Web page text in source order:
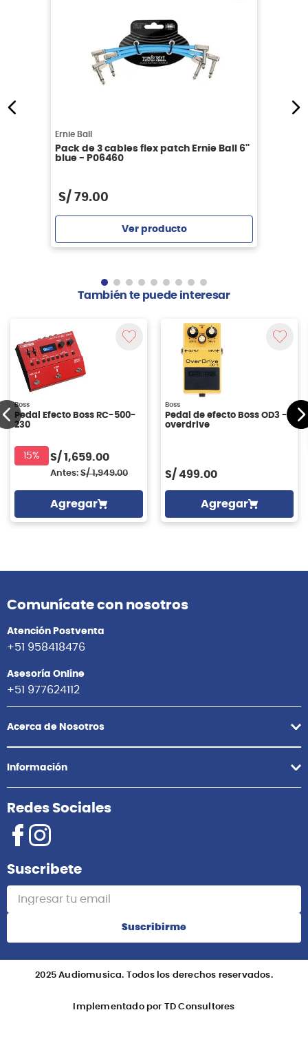
Ernie Ball
Pack de 3 cables flex patch Ernie Ball 6''
blue - P06460
S/ 79.00
Ver producto
También te puede interesar
Boss
Pedal Efecto Boss RC-500-
230
15% S/ 1,659.00
Antes: S/ 1,949.00
Agregar
Boss
Pedal de efecto Boss OD3 -
overdrive
S/ 499.00
Agregar
Comunícate con nosotros
Atención Postventa
+51 958418476
Asesoría Online
+51 977624112
Acerca de Nosotros
Información
Redes Sociales
Suscribete
Suscribirme
2025 Audiomusica. Todos los derechos reservados.
Implementado por TD Consultores